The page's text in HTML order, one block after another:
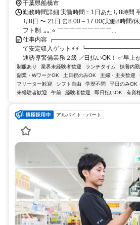
千葉県船橋市
勤務時間詳細 実働時間：1日あたり8時間
り8日 〜 21日 ⏰8:00～17:00(実働8時間/
フト制 .｡｡.⭐ ￣￣￣￣￣￣￣￣￣...
仕事内容
て安定収入ゲット⚡⚡
通誘導警備業務２級 ✅日払いOK！ ✅早上
制服あり 業界未経験者歓迎 ランチタイム 扶養内
副業・WワークOK
土日祝のみOK 主婦・主夫歓迎
フリーター歓迎
シフト自由 学歴不問 平日のみOK
未経験者歓迎
午前 経験者歓迎 即日払いOK 有資
アルバイト・パート